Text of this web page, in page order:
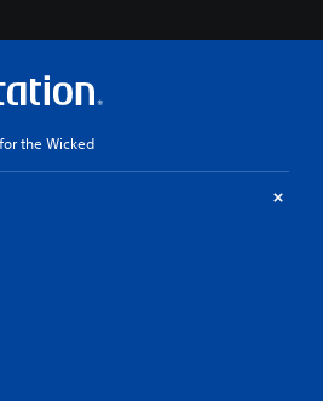
the Wicked